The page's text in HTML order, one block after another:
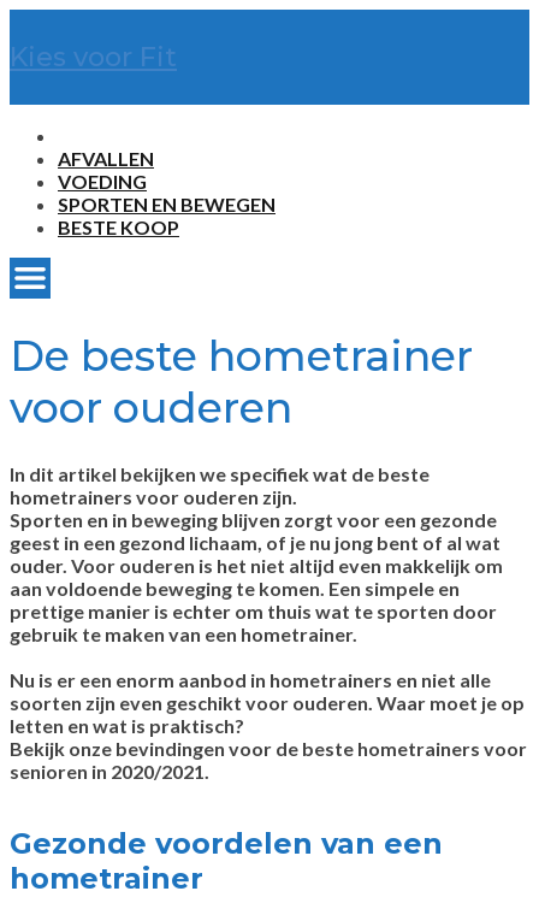
Kies voor Fit
AFVALLEN
VOEDING
SPORTEN EN BEWEGEN
BESTE KOOP
De beste hometrainer
voor ouderen
In dit artikel bekijken we specifiek wat de beste
hometrainers voor ouderen zijn.
Sporten en in beweging blijven zorgt voor een gezonde
geest in een gezond lichaam, of je nu jong bent of al wat
ouder. Voor ouderen is het niet altijd even makkelijk om
aan voldoende beweging te komen. Een simpele en
prettige manier is echter om thuis wat te sporten door
gebruik te maken van een hometrainer.
Nu is er een enorm aanbod in hometrainers en niet alle
soorten zijn even geschikt voor ouderen. Waar moet je op
letten en wat is praktisch?
Bekijk onze bevindingen voor de beste hometrainers voor
senioren in 2020/2021.
Gezonde voordelen van een
hometrainer